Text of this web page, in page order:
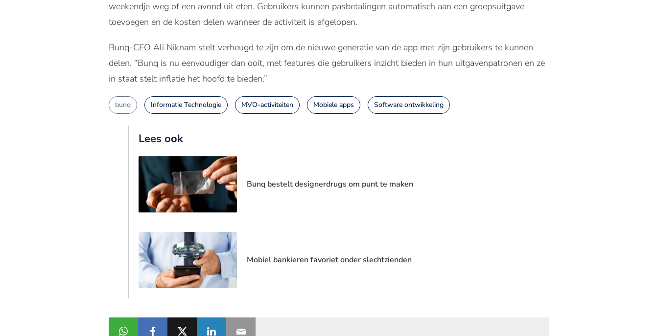
weekendje weg of een avond uit eten. Gebruikers kunnen pasbetalingen automatisch aan een groepsuitgave
toevoegen en de kosten delen wanneer de activiteit is afgelopen.
Bunq-CEO Ali Niknam stelt verheugd te zijn om de nieuwe generatie van de app met zijn gebruikers te kunnen
delen. “Bunq is nu eenvoudiger dan ooit, met features die gebruikers inzicht bieden in hun uitgavenpatronen en ze
in staat stelt inflatie het hoofd te bieden.”
bunq Informatie Technologie MVO-activiteiten Mobiele apps Software ontwikkeling
Lees ook
Bunq bestelt designerdrugs om punt te maken
Mobiel bankieren favoriet onder slechtzienden